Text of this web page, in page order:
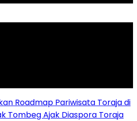
Roadmap Pariwisata Toraja di
Tombeg Ajak Diaspora Toraja